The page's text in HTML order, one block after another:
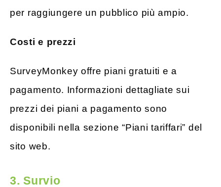
per raggiungere un pubblico più ampio.
Costi e prezzi
SurveyMonkey offre piani gratuiti e a
pagamento. Informazioni dettagliate sui
prezzi dei piani a pagamento sono
disponibili nella sezione “Piani tariffari” del
sito web.
3. Survio